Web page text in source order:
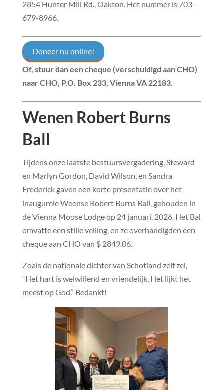
2854 Hunter Mill Rd., Oakton. Het nummer is 703-
679-8966.
Doneer nu online!
Of, stuur dan een cheque (verschuldigd aan CHO)
naarCHO, P.O. Box 233, Vienna VA 22183.
Wenen Robert Burns
Ball
Tijdens onze laatste bestuursvergadering, Steward
en Marlyn Gordon, David Wilson, en Sandra
Frederick gaven een korte presentatie over het
inaugurele Weense Robert Burns Ball, gehouden in
de Vienna Moose Lodge op 24 januari, 2026. Het Bal
omvatte een stille veiling, en ze overhandigden een
cheque aan CHO van $ 2849.06.
Zoals de nationale dichter van Schotland zelf zei,
“Het hart is welwillend en vriendelijk, Het lijkt het
meest op God.” Bedankt!